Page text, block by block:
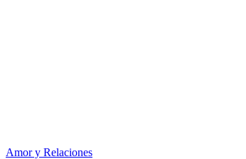
Amor y Relaciones